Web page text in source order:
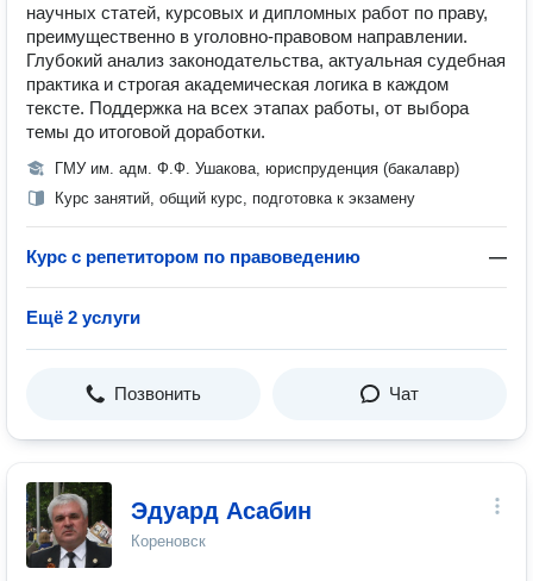
научных статей, курсовых и дипломных работ по праву,
преимущественно в уголовно-правовом направлении.
Глубокий анализ законодательства, актуальная судебная
практика и строгая академическая логика в каждом
тексте. Поддержка на всех этапах работы, от выбора
темы до итоговой доработки.
ГМУ им. адм. Ф.Ф. Ушакова, юриспруденция (бакалавр)
Курс занятий, общий курс, подготовка к экзамену
Курс с репетитором по правоведению —
Ещё 2 услуги
Позвонить Чат
Эдуард Асабин
Кореновск